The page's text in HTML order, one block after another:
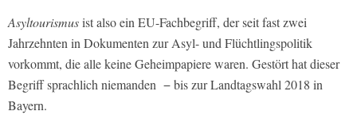
Asyltourismusist also ein EU-Fachbegriff, der seit fast zwei
Jahrzehnten in Dokumenten zur Asyl- und Flüchtlingspolitik
vorkommt, die alle keine Geheimpapiere waren. Gestört hat dieser
Begriff sprachlich niemanden − bis zur Landtagswahl 2018 in
Bayern.